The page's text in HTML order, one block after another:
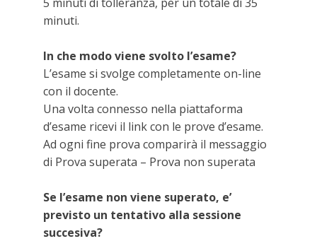
minuti.
In che modo viene svolto l’esame?
L’esame si svolge completamente on-line
con il docente.
Una volta connesso nella piattaforma
d’esame ricevi il link con le prove d’esame.
Ad ogni fine prova comparirà il messaggio
di Prova superata – Prova non superata
Se l’esame non viene superato, e’
previsto un tentativo alla sessione
succesiva?